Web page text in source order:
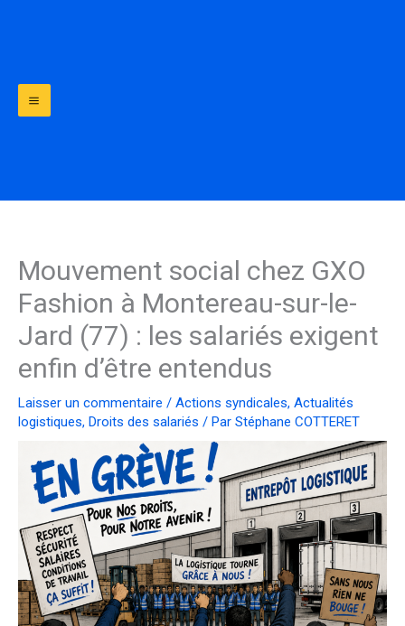
Mouvement social chez GXO
Fashion à Montereau-sur-le-
Jard (77) : les salariés exigent
enfin d’être entendus
Laisser un commentaire / Actions syndicales, Actualités
logistiques, Droits des salariés / Par Stéphane COTTERET